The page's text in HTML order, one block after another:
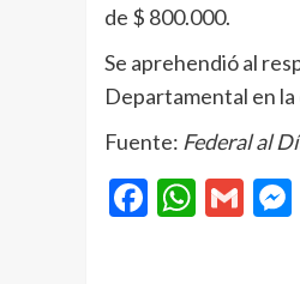
de $ 800.000.
Se aprehendió al
Departamental en la
Fuente: Federal al